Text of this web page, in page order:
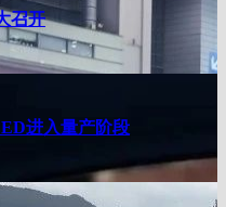
召开
进入量产阶段